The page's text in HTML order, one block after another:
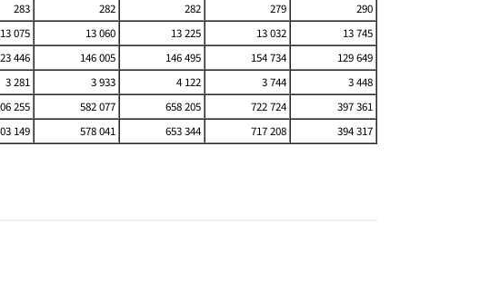
283 282 282 279
290
13 075 13 060 13 225 13 032
13 745
446 146 005 146 495 154 734
129 649
3 281 3 933 4 122 3 744
3 448
255 582 077 658 205 722 724
397 361
149 578 041 653 344 717 208 394 317